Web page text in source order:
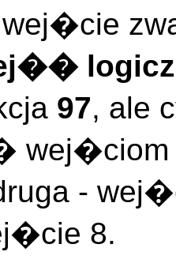
97, ale
wej�ciom
-
8.